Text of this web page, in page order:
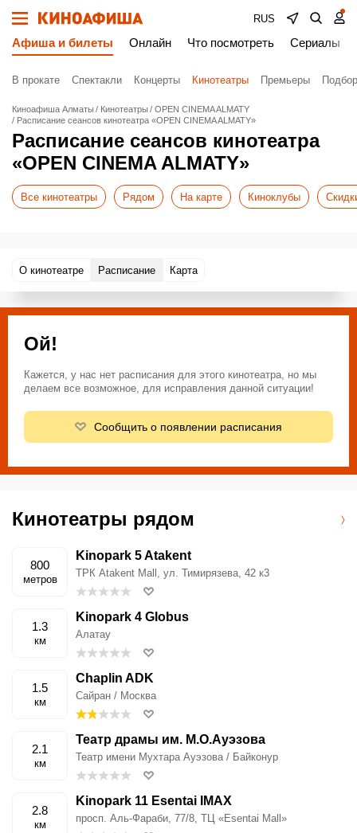
RUS
Афиша и билеты Онлайн Что посмотреть Сериалы
В прокате Спектакли Концерты Кинотеатры Премьеры
Киноафиша Алматы Кинотеатры
OPEN CINEMA ALMATY
Расписание сеансов кинотеатра «OPEN CINEMA ALMATY»
Расписание сеансов кинотеатра
«OPEN CINEMA ALMATY»
Все кинотеатры Рядом На карте Киноклубы
О кинотеатре Расписание Карта
Ой!
Кажется, у нас нет расписания для этого кинотеатра, но мы
делаем все возможное, для исправления данной ситуации!
Сообщить о появлении расписания
Кинотеатры рядом
800
метров
Kinopark 5 Atakent
ТРК Atakent Mall, ул. Тимирязева, 42 к3
1.3
км
Kinopark 4 Globus
Алатау
1.5
км
Chaplin ADK
Сайран / Москва
2.1
км
Театр драмы им. М.О.Ауэзова
Театр имени Мухтара Ауэзова / Байконур
2.8
км
Kinopark 11 Esentai IMAX
просп. Аль-Фараби, 77/8, ТЦ «Esentai Mall»